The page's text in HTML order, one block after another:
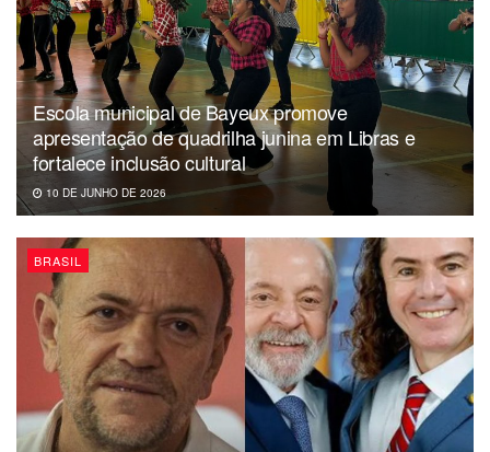
Da redação
Escola municipal de Bayeux promove
apresentação de quadrilha junina em Libras e
fortalece inclusão cultural
10 DE JUNHO DE 2026
BRASIL